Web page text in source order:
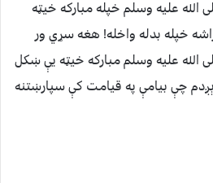
عليه وسلم خپله مبارکه خيټه
خپله بدله واخله! هغه سړي ور
الله عليه وسلم مبارکه خيټه يې ښکل
چې بيامې په قيامت کې سپارښتنه